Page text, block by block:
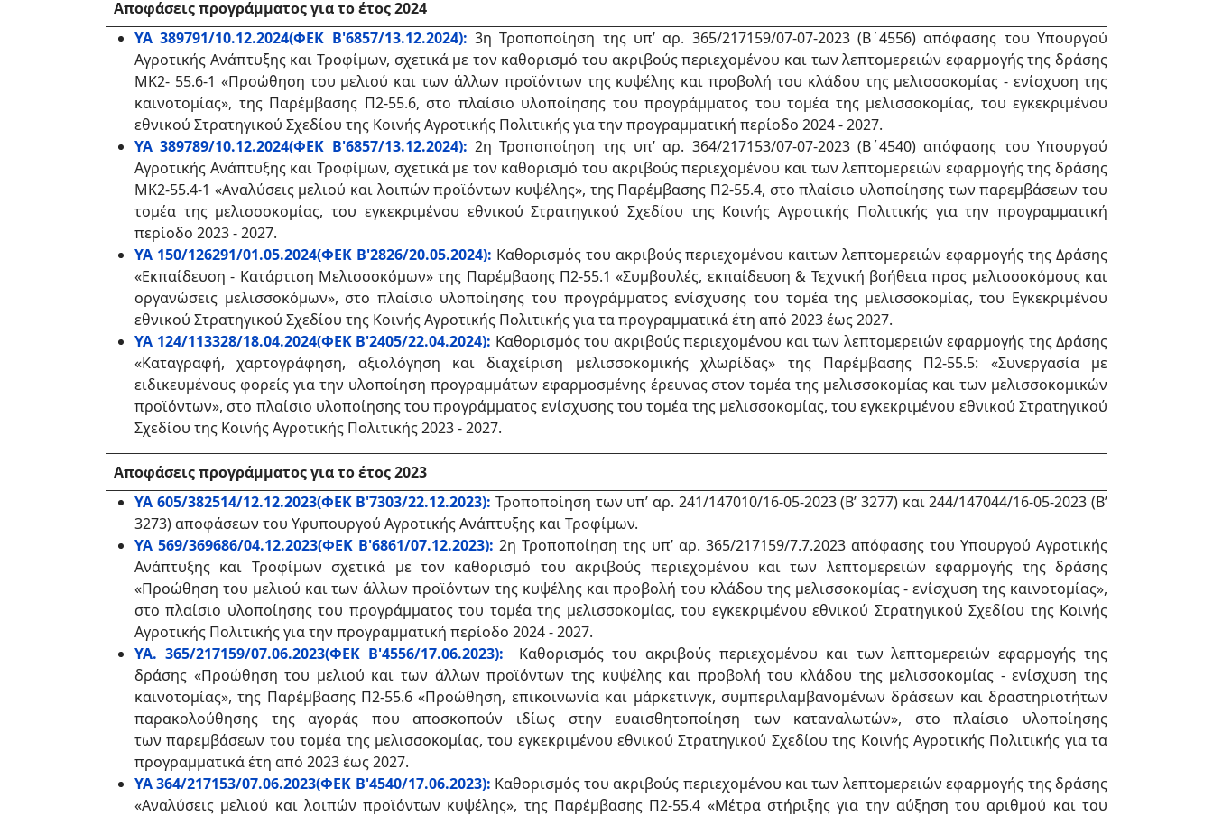
Αποφάσεις προγράμματος για το έτος 2024
ΥΑ 389791/10.12.2024(ΦΕΚ Β'6857/13.12.2024): 3η Τροποποίηση της υπ’ αρ. 365/217159/07-07-2023 (Β΄4556) απόφασης του Υπουργού
Αγροτικής Ανάπτυξης και Τροφίμων, σχετικά με τον καθορισμό του ακριβούς περιεχομένου και των λεπτομερειών εφαρμογής της δράσης
ΜΚ2- 55.6-1 «Προώθηση του μελιού και των άλλων προϊόντων της κυψέλης και προβολή του κλάδου της μελισσοκομίας - ενίσχυση της
καινοτομίας», της Παρέμβασης Π2-55.6, στο πλαίσιο υλοποίησης του προγράμματος του τομέα της μελισσοκομίας, του εγκεκριμένου
εθνικού Στρατηγικού Σχεδίου της Κοινής Αγροτικής Πολιτικής για την προγραμματική περίοδο 2024 - 2027.
ΥΑ 389789/10.12.2024(ΦΕΚ Β'6857/13.12.2024): 2η Τροποποίηση της υπ’ αρ. 364/217153/07-07-2023 (Β΄4540) απόφασης του Υπουργού
Αγροτικής Ανάπτυξης και Τροφίμων, σχετικά με τον καθορισμό του ακριβούς περιεχομένου και των λεπτομερειών εφαρμογής της δράσης
ΜΚ2-55.4-1 «Αναλύσεις μελιού και λοιπών προϊόντων κυψέλης», της Παρέμβασης Π2-55.4, στο πλαίσιο υλοποίησης των παρεμβάσεων του
τομέα της μελισσοκομίας, του εγκεκριμένου εθνικού Στρατηγικού Σχεδίου της Κοινής Αγροτικής Πολιτικής για την προγραμματική
περίοδο 2023 - 2027.
ΥΑ 150/126291/01.05.2024(ΦΕΚ Β'2826/20.05.2024): Καθορισμός του ακριβούς περιεχομένου καιτων λεπτομερειών εφαρμογής της Δράσης
«Εκπαίδευση - Κατάρτιση Μελισσοκόμων» της Παρέμβασης Π2-55.1 «Συμβουλές, εκπαίδευση & Τεχνική βοήθεια προς μελισσοκόμους και
οργανώσεις μελισσοκόμων», στο πλαίσιο υλοποίησης του προγράμματος ενίσχυσης του τομέα της μελισσοκομίας, του Eγκεκριμένου
εθνικού Στρατηγικού Σχεδίου της Κοινής Αγροτικής Πολιτικής για τα προγραμματικά έτη από 2023 έως 2027.
ΥΑ 124/113328/18.04.2024(ΦΕΚ Β'2405/22.04.2024): Καθορισμός του ακριβούς περιεχομένου και των λεπτομερειών εφαρμογής της Δράσης
«Καταγραφή, χαρτογράφηση, αξιολόγηση και διαχείριση μελισσοκομικής χλωρίδας» της Παρέμβασης Π2-55.5: «Συνεργασία με
ειδικευμένους φορείς για την υλοποίηση προγραμμάτων εφαρμοσμένης έρευνας στον τομέα της μελισσοκομίας και των μελισσοκομικών
προϊόντων», στο πλαίσιο υλοποίησης του προγράμματος ενίσχυσης του τομέα της μελισσοκομίας, του εγκεκριμένου εθνικού Στρατηγικού
Σχεδίου της Κοινής Αγροτικής Πολιτικής 2023 - 2027.
Αποφάσεις προγράμματος για το έτος 2023
ΥΑ 605/382514/12.12.2023(ΦΕΚ Β'7303/22.12.2023): Τροποποίηση των υπ’ αρ. 241/147010/16-05-2023 (Β’ 3277) και 244/147044/16-05-2023 (Β’
3273) αποφάσεων του Υφυπουργού Αγροτικής Ανάπτυξης και Τροφίμων.
ΥΑ 569/369686/04.12.2023(ΦΕΚ Β'6861/07.12.2023): 2η Τροποποίηση της υπ’ αρ. 365/217159/7.7.2023 απόφασης του Υπουργού Αγροτικής
Ανάπτυξης και Τροφίμων σχετικά με τον καθορισμό του ακριβούς περιεχομένου και των λεπτομερειών εφαρμογής της δράσης
«Προώθηση του μελιού και των άλλων προϊόντων της κυψέλης και προβολή του κλάδου της μελισσοκομίας - ενίσχυση της καινοτομίας»,
στο πλαίσιο υλοποίησης του προγράμματος του τομέα της μελισσοκομίας, του εγκεκριμένου εθνικού Στρατηγικού Σχεδίου της Κοινής
Αγροτικής Πολιτικής για την προγραμματική περίοδο 2024 - 2027.
ΥΑ. 365/217159/07.06.2023(ΦΕΚ Β'4556/17.06.2023):
Καθορισμός του ακριβούς περιεχομένου και των λεπτομερειών εφαρμογής της
δράσης «Προώθηση του μελιού και των άλλων προϊόντων της κυψέλης και προβολή του κλάδου της μελισσοκομίας - ενίσχυση της
καινοτομίας», της Παρέμβασης Π2-55.6 «Προώθηση, επικοινωνία και μάρκετινγκ, συμπεριλαμβανομένων δράσεων και δραστηριοτήτων
παρακολούθησης της αγοράς που αποσκοπούν ιδίως στην ευαισθητοποίηση των καταναλωτών», στο πλαίσιο υλοποίησης
των παρεμβάσεων του τομέα της μελισσοκομίας, του εγκεκριμένου εθνικού Στρατηγικού Σχεδίου της Κοινής Αγροτικής Πολιτικής για τα
προγραμματικά έτη από 2023 έως 2027.
ΥΑ 364/217153/07.06.2023(ΦΕΚ Β'4540/17.06.2023): Καθορισμός του ακριβούς περιεχομένου και των λεπτομερειών εφαρμογής της δράσης
«Αναλύσεις μελιού και λοιπών προϊόντων κυψέλης», της Παρέμβασης Π2-55.4 «Μέτρα στήριξης για την αύξηση του αριθμού και του